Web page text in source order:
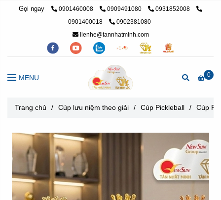
Gọi ngay 0901460008 0909491080
0931852008
0901400018
0902381080
lienhe@tannhatminh.com
0
MENU
Trang chủ / Cúp lưu niệm theo giải / Cúp Pickleball / Cúp